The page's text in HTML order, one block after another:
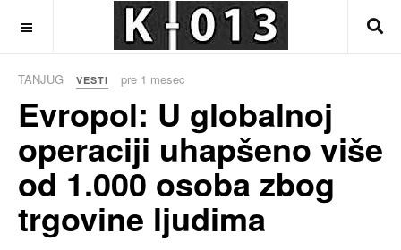
TANJUG VESTI pre 1 mesec
Evropol: U globalnoj
operaciji uhapšeno više
od 1.000 osoba zbog
trgovine ljudima